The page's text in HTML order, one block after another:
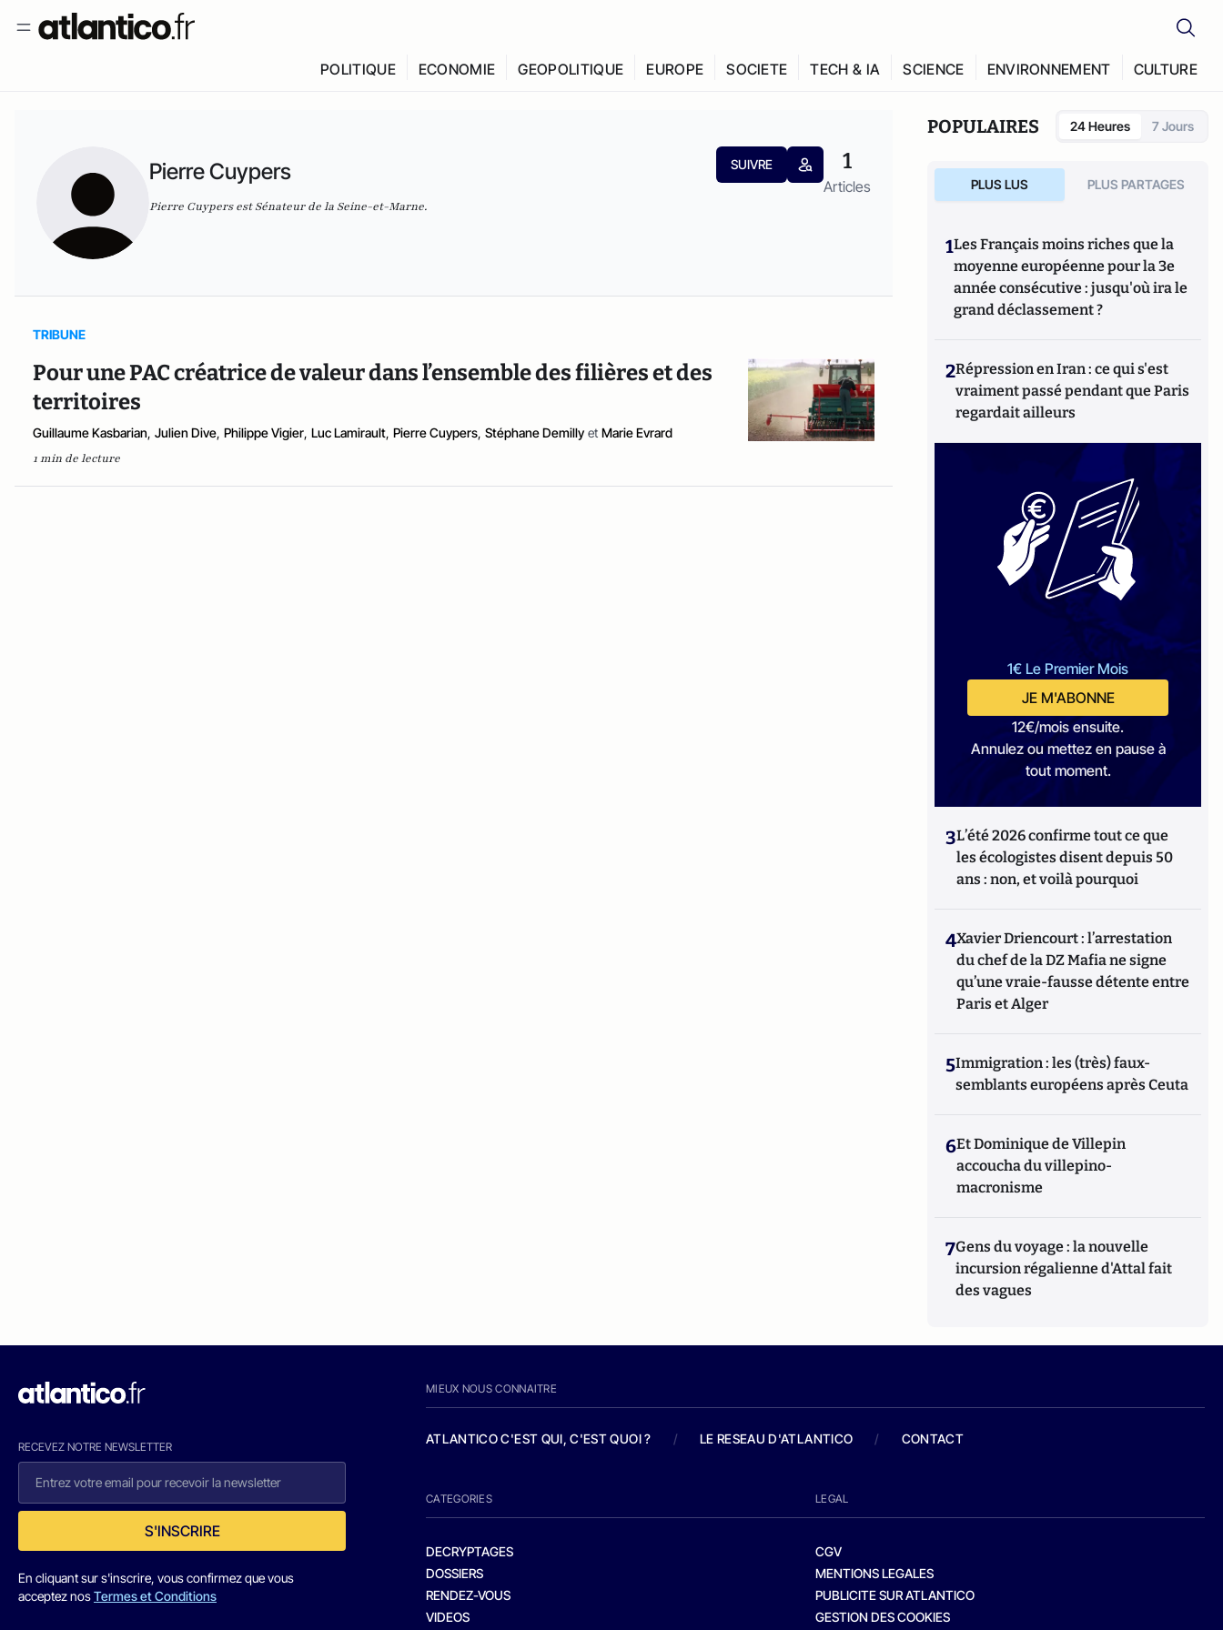
POLITIQUE ECONOMIE GEOPOLITIQUE EUROPE SOCIETE TECH & IA SCIENCE ENVIRONNEMENT CULTURE
Pierre Cuypers SUIVRE 1
Articles
Pierre Cuypers est Sénateur de la Seine-et-Marne.
TRIBUNE
Pour une PAC créatrice de valeur dans l’ensemble des filières et des
territoires
Guillaume Kasbarian, Julien Dive, Philippe Vigier, Luc Lamirault, Pierre Cuypers, Stéphane Demilly et Marie Evrard
1 min de lecture
POPULAIRES 24 Heures 7 Jours
PLUS LUS PLUS PARTAGES
1Les Français moins riches que la
moyenne européenne pour la 3e
année consécutive : jusqu'où ira le
grand déclassement ?
2Répression en Iran : ce qui s'est
vraiment passé pendant que Paris
regardait ailleurs
1€ Le Premier Mois
JE M'ABONNE
12€/mois ensuite.
Annulez ou mettez en pause à
tout moment.
3L’été 2026 confirme tout ce que
les écologistes disent depuis 50
ans : non, et voilà pourquoi
4Xavier Driencourt : l’arrestation
du chef de la DZ Mafia ne signe
qu’une vraie-fausse détente entre
Paris et Alger
5Immigration : les (très) faux-
semblants européens après Ceuta
6Et Dominique de Villepin
accoucha du villepino-
macronisme
7Gens du voyage : la nouvelle
incursion régalienne d'Attal fait
des vagues
RECEVEZ NOTRE NEWSLETTER
S'INSCRIRE
En cliquant sur s'inscrire, vous confirmez que vous
acceptez nosTermes et Conditions
MIEUX NOUS CONNAITRE
ATLANTICO C'EST QUI, C'EST QUOI ? / LE RESEAU D'ATLANTICO / CONTACT
CATEGORIES
DECRYPTAGES
DOSSIERS
RENDEZ-VOUS
VIDEOS
LEGAL
CGV
MENTIONS LEGALES
PUBLICITE SUR ATLANTICO
GESTION DES COOKIES